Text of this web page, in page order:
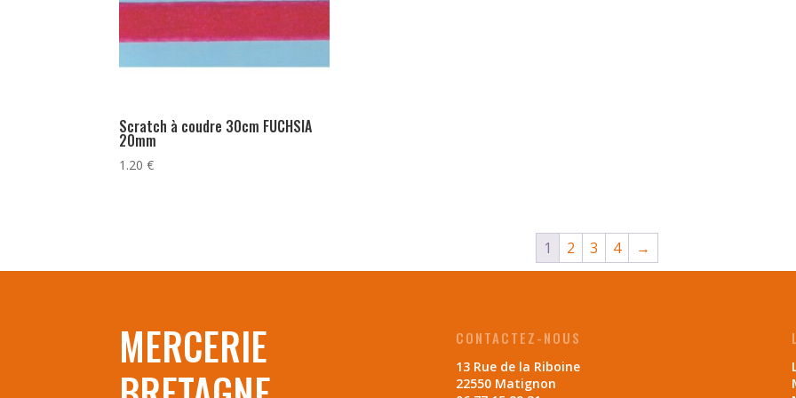
Scratch à coudre 30cm FUCHSIA
20mm
1.20€
1 2 3 4 →
MERCERIE
CONTACTEZ-NOUS
13 Rue de la Riboine
22550 Matignon